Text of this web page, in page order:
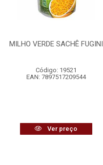
MILHO VERDE SACHÊ FUGINI
Código: 19521
EAN: 7897517209544
Ver preço